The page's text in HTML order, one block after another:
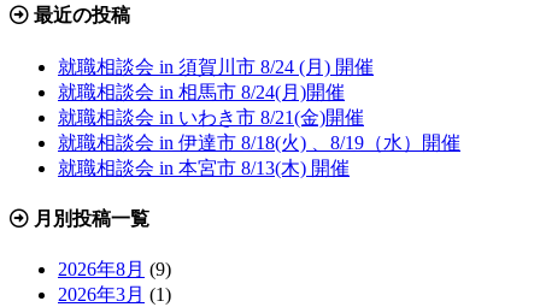
最近の投稿
就職相談会 in 須賀川市 8/24 (月) 開催
就職相談会 in 相馬市 8/24(月)開催
就職相談会 in いわき市 8/21(金)開催
就職相談会 in 伊達市 8/18(火) 、8/19（水）開催
就職相談会 in 本宮市 8/13(木) 開催
月別投稿一覧
2026年8月 (9)
2026年3月 (1)